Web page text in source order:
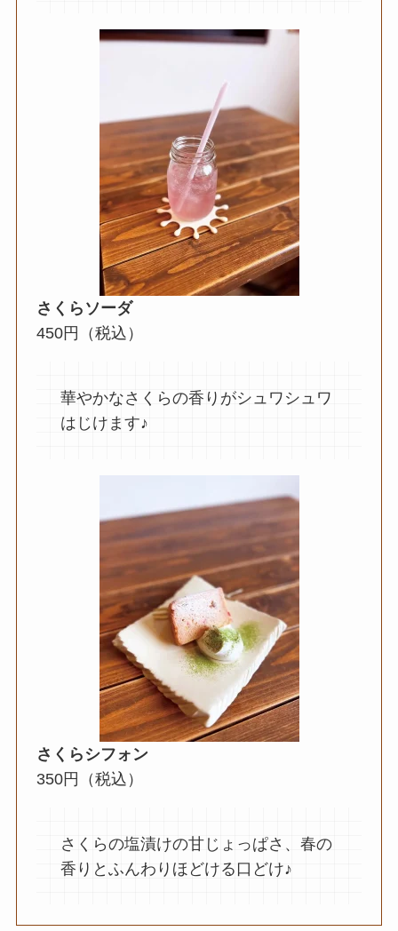
さくらソーダ
450円（税込）
華やかなさくらの香りがシュワシュワ
はじけます♪
さくらシフォン
350円（税込）
さくらの塩漬けの甘じょっぱさ、春の
香りとふんわりほどける口どけ♪